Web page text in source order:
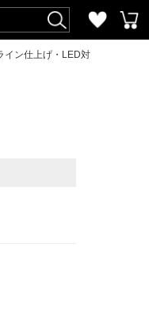
イン仕上げ・LED対